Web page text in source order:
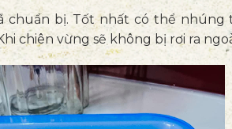
chuẩn bị. Tốt nhất có thể nhúng
chiên vừng sẽ không bị rơi ra